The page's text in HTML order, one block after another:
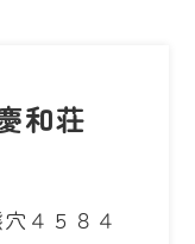
和荘
４５８４